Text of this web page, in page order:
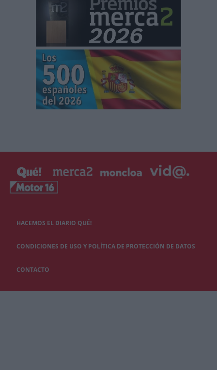
HACEMOS EL DIARIO QUÉ!
CONDICIONES DE USO Y POLÍTICA DE PROTECCIÓN DE DATOS
CONTACTO